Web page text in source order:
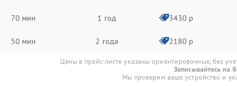
70 мин 1 год 3430 р
50 мин 2 года 2180 р
Цены в прайс-листе указаны ориентировочные, без
Записывайтесь на
Мы проверим ваше устройство и